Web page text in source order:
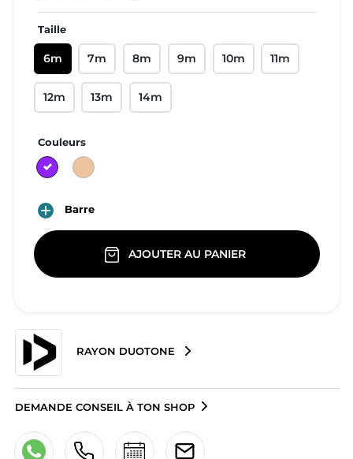
Taille
6m 7m 8m 9m 10m 11m
12m 13m 14m
Couleurs
C07:purple/green
C08:sand/turquoise
 Barre
AJOUTER AU PANIER
RAYON DUOTONE
DEMANDE CONSEIL À TON SHOP